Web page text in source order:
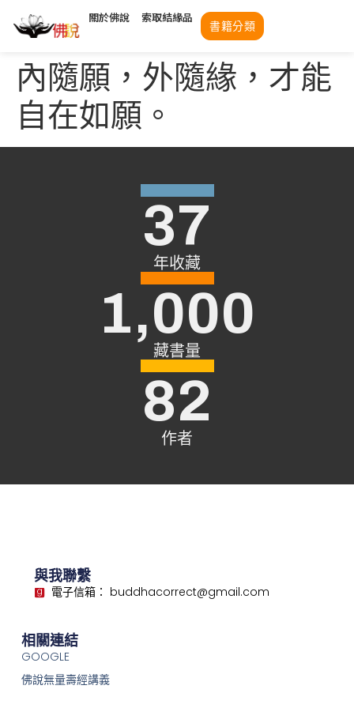
關於佛說 索取結緣品
書籍分類
內隨願，外隨緣，才能
自在如願。
年收藏
37
藏書量
1,000
作者
82
與我聯繫
電子信箱： buddhacorrect@gmail.com
相關連結
GOOGLE
佛說無量壽經講義